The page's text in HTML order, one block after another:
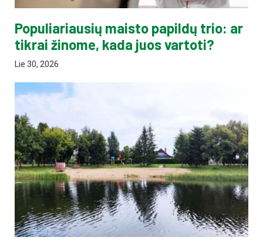
Populiariausių maisto papildų trio: ar
tikrai žinome, kada juos vartoti?
Lie 30, 2026